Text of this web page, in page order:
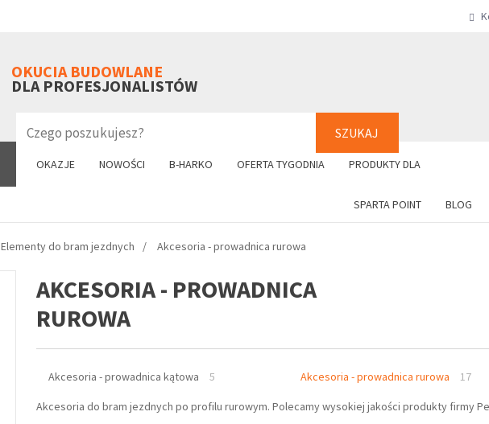
OKUCIA BUDOWLANE
DLA PROFESJONALISTÓW
SZUKAJ
OKAZJE NOWOŚCI B-HARKO OFERTA TYGODNIA PRODUKTY DLA
SPARTA POINT BLOG
+48 61
Elementy do bram jezdnych Akcesoria - prowadnica rurowa
AKCESORIA - PROWADNICA
RUROWA
Akcesoria - prowadnica kątowa 5 Akcesoria - prowadnica rurowa 17
Akcesoria do bram jezdnych po profilu rurowym. Polecamy wysokiej jakości produkty firmy